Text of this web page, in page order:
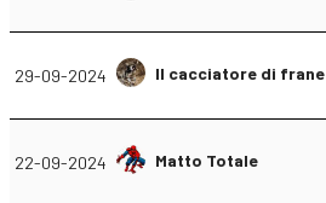
29-09-2024 Il cacciatore di frane
22-09-2024 Matto Totale